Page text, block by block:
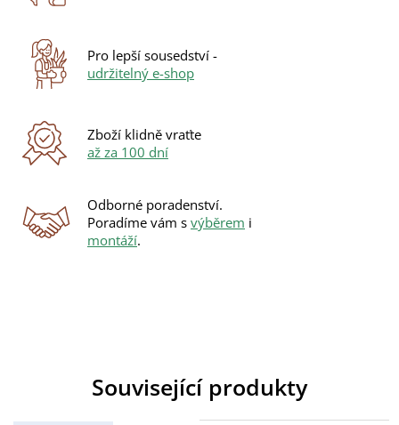
Pro lepší sousedství -
udržitelný e-shop
Zboží klidně vraťte
až za 100 dní
Odborné poradenství.
Poradíme vám s výběrem i
montáží.
Související produkty